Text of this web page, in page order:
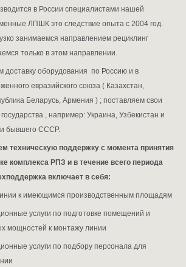
в России специалистами нашей
ЛПШК это следствие опыта с 2004 год.
занимаемся направлением рециклинг
только в этом направлении.
доставку оборудования по Россию и в
евразийского союза ( Казахстан,
Беларусь, Армения ) ; поставляем свои
, например: Украина, Узбекистан и
бывшего СССР.
техническую поддержку с момента принятия
комплекса РПЗ и в течение всего периода
включает в себя:
к имеющимся производственным площадям
услуги по подготовке помещений и
мощностей к монтажу линии
услуги по подбору персонала для